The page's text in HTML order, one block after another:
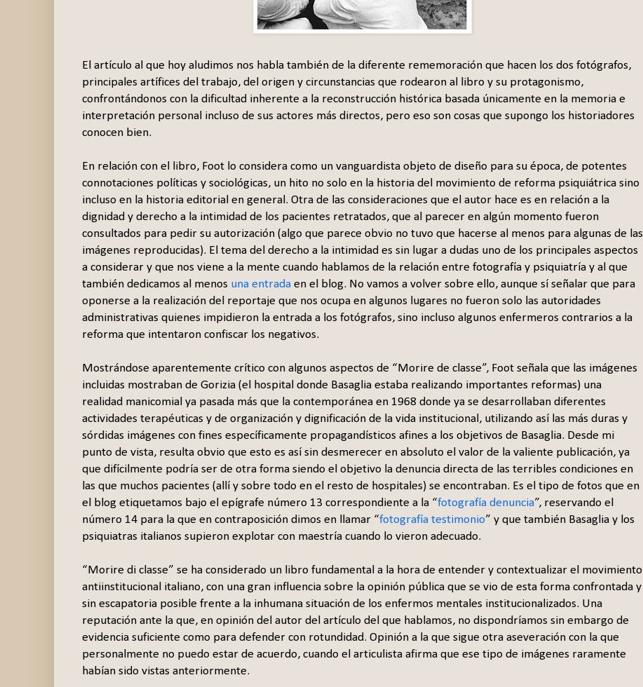
El artículo al que hoy aludimos nos habla también de la diferente rememoración que hacen los dos fotógrafos,
principales artífices del trabajo, del origen y circunstancias que rodearon al libro y su protagonismo,
confrontándonos con la dificultad inherente a la reconstrucción histórica basada únicamente en la memoria e
interpretación personal incluso de sus actores más directos, pero eso son cosas que supongo los historiadores
conocen bien.
En relación con el libro, Foot lo considera como un vanguardista objeto de diseño para su época, de potentes
connotaciones políticas y sociológicas, un hito no solo en la historia del movimiento de reforma psiquiátrica sino
incluso en la historia editorial en general. Otra de las consideraciones que el autor hace es en relación a la
dignidad y derecho a la intimidad de los pacientes retratados, que al parecer en algún momento fueron
consultados para pedir su autorización (algo que parece obvio no tuvo que hacerse al menos para algunas de las
imágenes reproducidas). El tema del derecho a la intimidad es sin lugar a dudas uno de los principales aspectos
a considerar y que nos viene a la mente cuando hablamos de la relación entre fotografía y psiquiatría y al que
también dedicamos al menos una entrada en el blog. No vamos a volver sobre ello, aunque sí señalar que para
oponerse a la realización del reportaje que nos ocupa en algunos lugares no fueron solo las autoridades
administrativas quienes impidieron la entrada a los fotógrafos, sino incluso algunos enfermeros contrarios a la
reforma que intentaron confiscar los negativos.
Mostrándose aparentemente crítico con algunos aspectos de “Morire de classe”, Foot señala que las imágenes
incluidas mostraban de Gorizia (el hospital donde Basaglia estaba realizando importantes reformas) una
realidad manicomial ya pasada más que la contemporánea en 1968 donde ya se desarrollaban diferentes
actividades terapéuticas y de organización y dignificación de la vida institucional, utilizando así las más duras y
sórdidas imágenes con fines específicamente propagandísticos afines a los objetivos de Basaglia. Desde mi
punto de vista, resulta obvio que esto es así sin desmerecer en absoluto el valor de la valiente publicación, ya
que difícilmente podría ser de otra forma siendo el objetivo la denuncia directa de las terribles condiciones en
las que muchos pacientes (allí y sobre todo en el resto de hospitales) se encontraban. Es el tipo de fotos que en
el blog etiquetamos bajo el epígrafe número 13 correspondiente a la “fotografía denuncia”, reservando el
número 14 para la que en contraposición dimos en llamar “fotografía testimonio” y que también Basaglia y los
psiquiatras italianos supieron explotar con maestría cuando lo vieron adecuado.
“Morire di classe” se ha considerado un libro fundamental a la hora de entender y contextualizar el movimiento
antiinstitucional italiano, con una gran influencia sobre la opinión pública que se vio de esta forma confrontada y
sin escapatoria posible frente a la inhumana situación de los enfermos mentales institucionalizados. Una
reputación ante la que, en opinión del autor del artículo del que hablamos, no dispondríamos sin embargo de
evidencia suficiente como para defender con rotundidad. Opinión a la que sigue otra aseveración con la que
personalmente no puedo estar de acuerdo, cuando el articulista afirma que ese tipo de imágenes raramente
habían sido vistas anteriormente.